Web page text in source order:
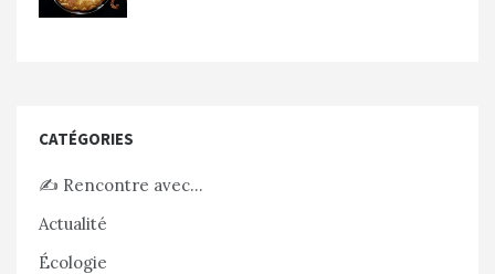
CATÉGORIES
✍️ Rencontre avec…
Actualité
Écologie